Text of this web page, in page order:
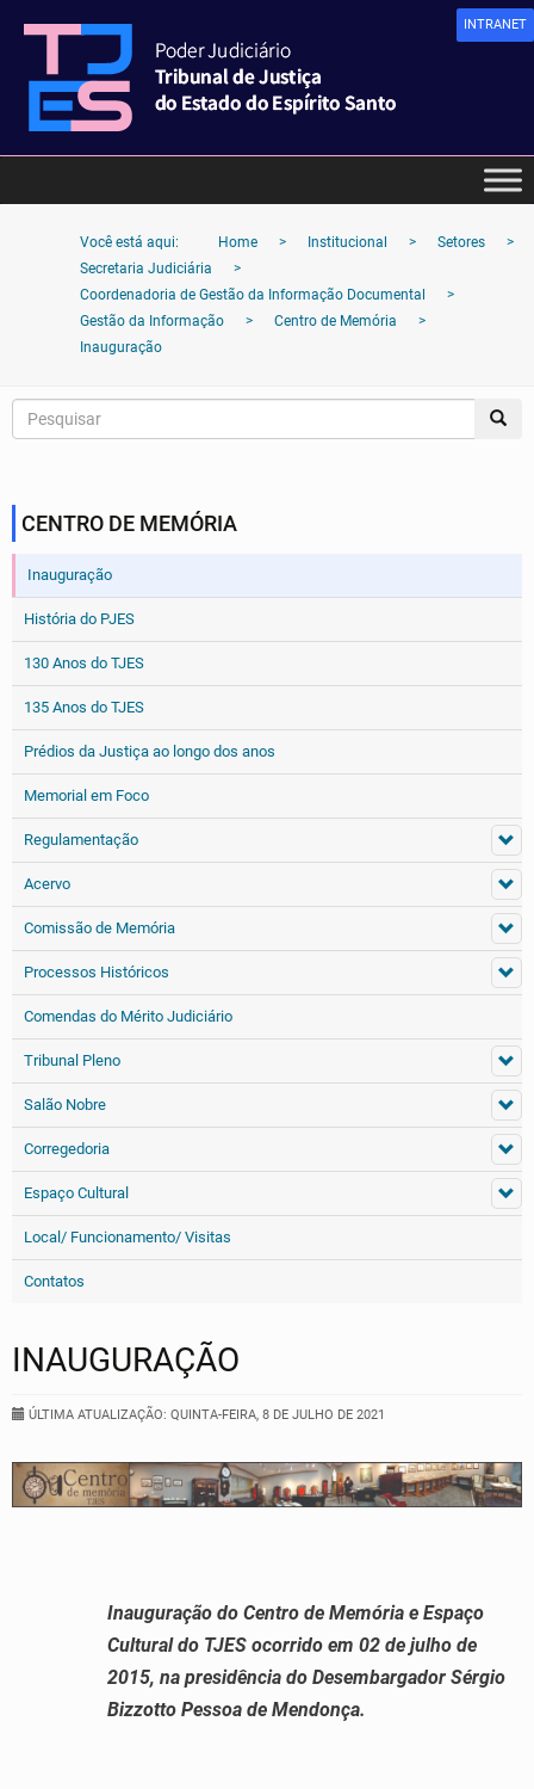
INTRANET
Você está aqui: Home > Institucional > Setores
>
Secretaria Judiciária
>
Coordenadoria de Gestão da Informação Documental
>
Gestão da Informação
> Centro de Memória
>
Inauguração
CENTRO DE MEMÓRIA
Inauguração
História do PJES
130 Anos do TJES
135 Anos do TJES
Prédios da Justiça ao longo dos anos
Memorial em Foco
Regulamentação
Acervo
Comissão de Memória
Processos Históricos
Comendas do Mérito Judiciário
Tribunal Pleno
Salão Nobre
Corregedoria
Espaço Cultural
Local/ Funcionamento/ Visitas
Contatos
INAUGURAÇÃO
ÚLTIMA ATUALIZAÇÃO: QUINTA-FEIRA, 8 DE JULHO DE 2021
Inauguração do Centro de Memória e Espaço
Cultural do TJES ocorrido em 02 de julho de
2015, na presidência do Desembargador Sérgio
Bizzotto Pessoa de Mendonça.